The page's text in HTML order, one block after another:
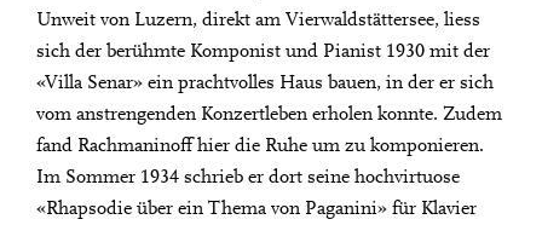
Unweit von Luzern, direkt am Vierwaldstättersee, liess
sich der berühmte Komponist und Pianist 1930 mit der
«Villa Senar» ein prachtvolles Haus bauen, in der er sich
vom anstrengenden Konzertleben erholen konnte. Zudem
fand Rachmaninoff hier die Ruhe um zu komponieren.
Im Sommer 1934 schrieb er dort seine hochvirtuose
«Rhapsodie über ein Thema von Paganini» für Klavier